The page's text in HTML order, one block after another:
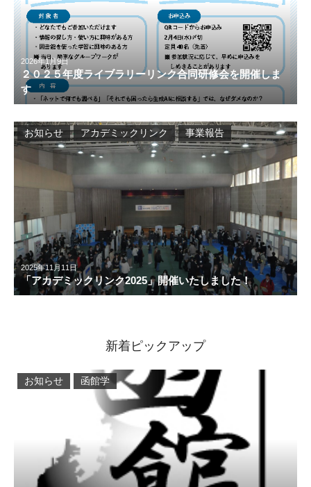
2026年1月9日
２０２５年度ライブラリーリンク合同研修会を開催しま
す
2025年11月11日
「アカデミックリンク2025」開催いたしました！
お知らせ アカデミックリンク 事業報告
新着ピックアップ
お知らせ 函館学